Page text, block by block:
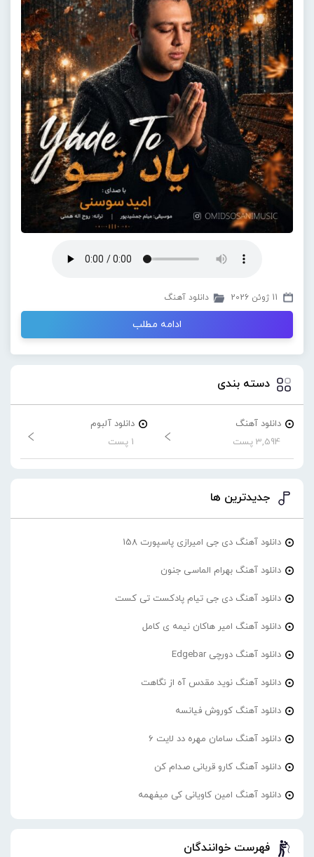
11 ژوئن 2026 دانلود آهنگ
ادامه مطلب
دسته بندی
دانلود آهنگ
3,594 پست
دانلود آلبوم
1 پست
جدیدترین ها
دانلود آهنگ دی جی امیرازی پاسپورت 158
دانلود آهنگ بهرام الماسی جنون
دانلود آهنگ دی جی تیام پادکست تی کست
دانلود آهنگ امیر هاکان نیمه ی کامل
دانلود آهنگ دورچی Edgebar
دانلود آهنگ نوید مقدس آه از نگاهت
دانلود آهنگ کوروش فیانسه
دانلود آهنگ سامان مهره دد لایت 6
دانلود آهنگ کارو قربانی صدام کن
دانلود آهنگ امین کاویانی کی میفهمه
فهرست خوانندگان